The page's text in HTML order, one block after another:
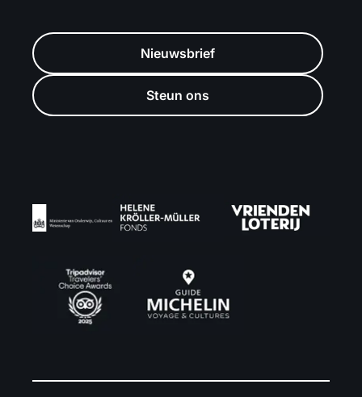
Nieuwsbrief
Steun ons